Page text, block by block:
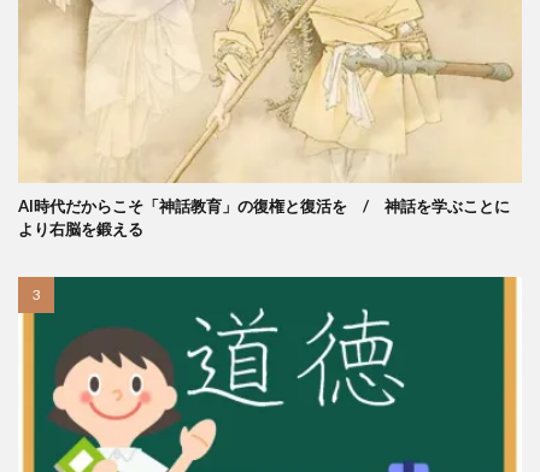
AI時代だからこそ「神話教育」の復権と復活を / 神話を学ぶことに
より右脳を鍛える